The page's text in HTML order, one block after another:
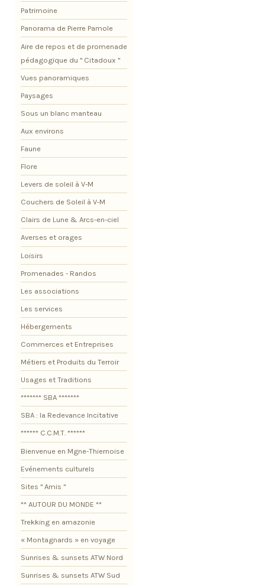
Patrimoine
Panorama de Pierre Pamole
Aire de repos et de promenade
pédagogique du " Citadoux "
Vues panoramiques
Paysages
Sous un blanc manteau
Aux environs
Faune
Flore
Levers de soleil à V-M
Couchers de Soleil à V-M
Clairs de Lune & Arcs-en-ciel
Averses et orages
Loisirs
Promenades - Randos
Les associations
Les services
Hébergements
Commerces et Entreprises
Métiers et Produits du Terroir
Usages et Traditions
******* SBA *******
SBA : la Redevance Incitative
****** C.C.M.T. ******
Bienvenue en Mgne-Thiernoise
Evénements culturels
Sites " Amis "
** AUTOUR DU MONDE **
Trekking en amazonie
« Montagnards » en voyage
Sunrises & sunsets ATW Nord
Sunrises & sunsets ATW Sud